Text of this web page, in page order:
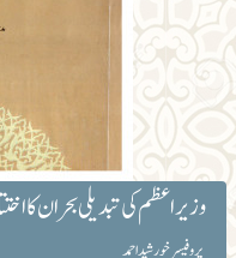
وزیراعظم کی تبدیلی بحران کا
پروفیسر خورشید احمد